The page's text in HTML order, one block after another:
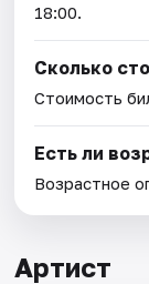
18:00.
Сколько
Стоимость
Есть ли
Возрастное
Артист